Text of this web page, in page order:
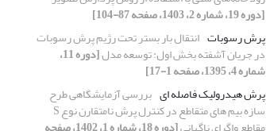
[دوره 19، شماره 2، 1403، صفحه 87-104]
پرش رسوبات انتقال بار بستر تحت رژیم پرش رسوبات
در جریان آشفته بخش اول: توسعه مدل [دوره 11،
شماره 4، 1395، صفحه 1-17]
پرش هیدرولیک فاصله ای بررسی آزمایشگاهی طرح
سازه بیم های متقاطع در کنترل پرش نامتقارن نوع S